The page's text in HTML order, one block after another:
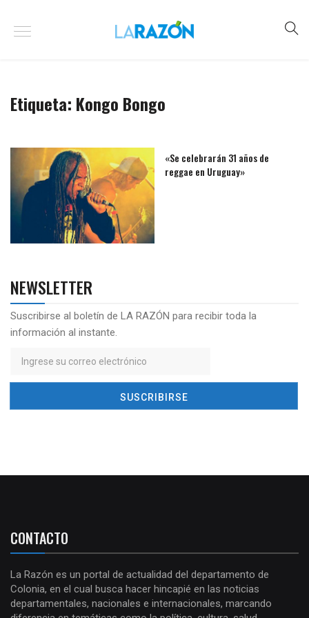
Etiqueta: Kongo Bongo
«Se celebrarán 31 años de
reggae en Uruguay»
NEWSLETTER
Suscribirse al boletín de LA RAZÓN para recibir toda la
información al instante.
CONTACTO
La Razón es un portal de actualidad del departamento de
Colonia, en el cual busca hacer hincapié en las noticias
departamentales, nacionales e internacionales, marcando